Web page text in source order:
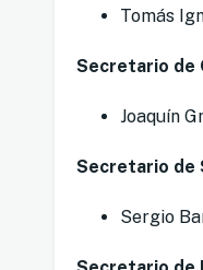
Tomás
Secretario de
Joaquín
Secretario de
Sergio